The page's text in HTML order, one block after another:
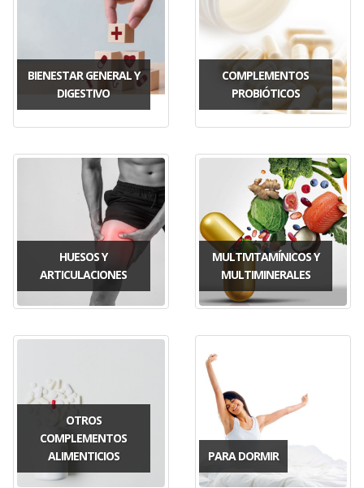
BIENESTAR GENERAL Y
DIGESTIVO
COMPLEMENTOS
PROBIÓTICOS
HUESOS Y
ARTICULACIONES
MULTIVITAMÍNICOS Y
MULTIMINERALES
OTROS
COMPLEMENTOS
ALIMENTICIOS
PARA DORMIR